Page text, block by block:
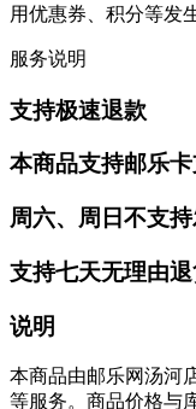
用优惠券、积分等发
服务说明
支持极速退款
本商品支持邮乐
周六、周日不支
支持七天无理由
说明
本商品由邮乐网汤河
等服务。商品价格与